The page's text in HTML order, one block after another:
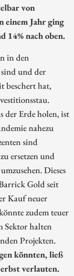
von
einem Jahr ging
14% nach oben.
in den
sind und der
beschert hat,
der Erde holen, ist
nahezu
sind
ersetzen und
Dieses
Gold seit
Kauf neuer
zudem teuer
Sektor halten
Projekten.
könnten, ließ
verlauten.